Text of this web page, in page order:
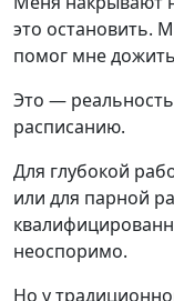
это остановить.
помог мне
Это —
расписанию.
Для глубокой
или для парной
неоспоримо.
Но у